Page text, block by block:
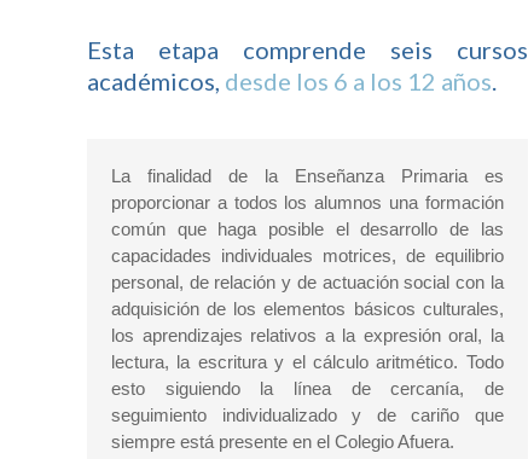
Esta etapa comprende seis cursos
académicos, desde los 6 a los 12 años.
La finalidad de la Enseñanza Primaria es
proporcionar a todos los alumnos una formación
común que haga posible el desarrollo de las
capacidades individuales motrices, de equilibrio
personal, de relación y de actuación social con la
adquisición de los elementos básicos culturales,
los aprendizajes relativos a la expresión oral, la
lectura, la escritura y el cálculo aritmético. Todo
esto siguiendo la línea de cercanía, de
seguimiento individualizado y de cariño que
siempre está presente en el Colegio Afuera.